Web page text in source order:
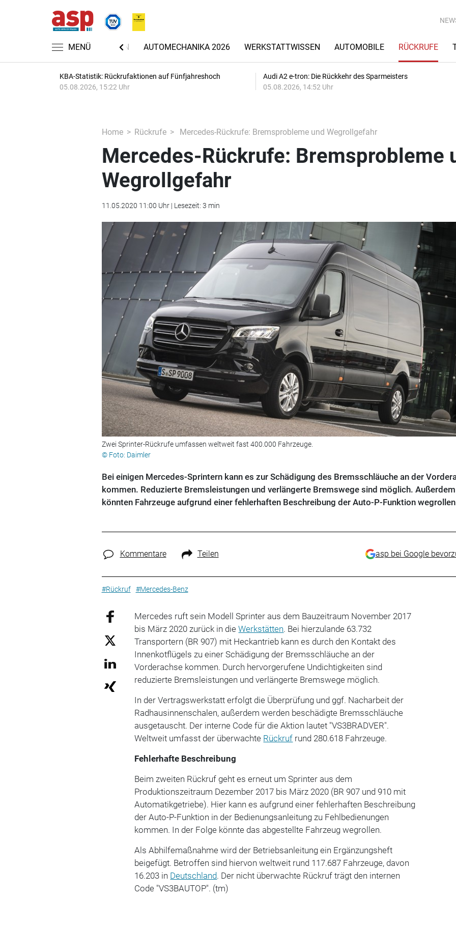
MENÜ
NACHRICHTEN AUTOMECHANIKA 2026 WERKSTATTWISSEN AUTOMOBILE RÜCKRUFE
KBA-Statistik: Rückrufaktionen auf Fünfjahreshoch
05.08.2026, 15:22 Uhr
Audi A2 e-tron: Die Rückkehr des Sparmeisters
05.08.2026, 14:52 Uhr
Home Rückrufe Mercedes-Rückrufe: Bremsprobleme und Wegrollgefahr
Mercedes-Rückrufe: Bremsprobleme
Wegrollgefahr
11.05.2020 11:00 Uhr | Lesezeit: 3 min
Zwei Sprinter-Rückrufe umfassen weltweit fast 400.000 Fahrzeuge.
© Foto: Daimler
Bei einigen Mercedes-Sprintern kann es zur Schädigung des Bremsschläuche an der
kommen. Reduzierte Bremsleistungen und verlängerte Bremswege sind möglich. Außerdem
könnten Fahrzeuge aufgrund einer fehlerhaften Beschreibung der Auto-P-Funktion
Kommentare Teilen asp bei Google
#Rückruf #Mercedes-Benz
Mercedes ruft sein Modell Sprinter aus dem Bauzeitraum November 2017
bis März 2020 zurück in dieWerkstätten. Bei hierzulande 63.732
Transportern (BR 907) mit Heckantrieb kann es durch den Kontakt des
Innenkotflügels zu einer Schädigung der Bremsschläuche an der
Vorderachse kommen. Durch hervorgerufene Undichtigkeiten sind
reduzierte Bremsleistungen und verlängerte Bremswege möglich.
In der Vertragswerkstatt erfolgt die Überprüfung und ggf. Nacharbeit der
Radhausinnenschalen, außerdem werden beschädigte Bremsschläuche
ausgetauscht. Der interne Code für die Aktion lautet "VS3BRADVER".
Weltweit umfasst der überwachte Rückruf rund 280.618 Fahrzeuge.
Fehlerhafte Beschreibung
Beim zweiten Rückruf geht es erneut um Sprinter aus dem
Produktionszeitraum Dezember 2017 bis März 2020 (BR 907 und 910 mit
Automatikgetriebe). Hier kann es aufgrund einer fehlerhaften Beschreibung
der Auto-P-Funktion in der Bedienungsanleitung zu Fehlbedienungen
kommen. In der Folge könnte das abgestellte Fahrzeug wegrollen.
Als Abhilfemaßnahme wird der Betriebsanleitung ein Ergänzungsheft
beigefügt. Betroffen sind hiervon weltweit rund 117.687 Fahrzeuge, davon
16.203 in Deutschland. Der nicht überwachte Rückruf trägt den internen
Code "VS3BAUTOP". (tm)